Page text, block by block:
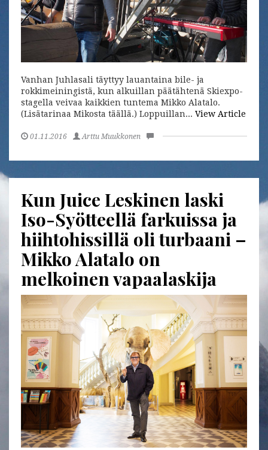
Vanhan Juhlasali täyttyy lauantaina bile- ja
rokkimeiningistä, kun alkuillan päätähtenä Skiexpo-
stagella veivaa kaikkien tuntema Mikko Alatalo.
(Lisätarinaa Mikosta täällä.) Loppuillan... View Article
01.11.2016 Arttu Muukkonen
Kun Juice Leskinen laski
Iso-Syötteellä farkuissa ja
hiihtohissillä oli turbaani –
Mikko Alatalo on
melkoinen vapaalaskija